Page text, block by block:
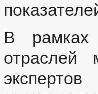
В рамках
отраслей